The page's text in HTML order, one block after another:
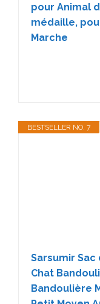
pour Animal
médaille,
Marche
BESTSELLER NO. 7
Sarsumir
Chat
Bandoulière